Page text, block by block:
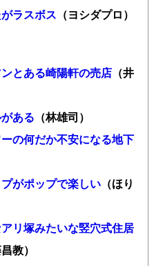
ラスボス （ヨシダプロ）
とある崎陽軒の売店 （井
ある （林雄司）
の何だか不安になる地下
がポップで楽しい （ほり
リ塚みたいな竪穴式住居
教）